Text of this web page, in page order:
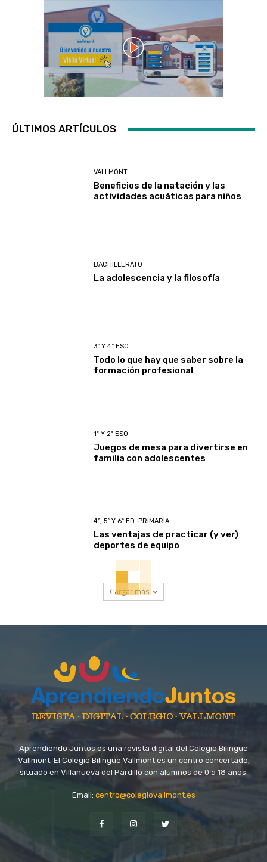
ÚLTIMOS ARTÍCULOS
VALLMONT
Beneficios de la natación y las
actividades acuáticas para niños
BACHILLERATO
La adolescencia y la filosofía
3º Y 4º ESO
Todo lo que hay que saber sobre la
formación profesional
1º Y 2º ESO
Juegos de mesa para divertirse en
familia con adolescentes
4º, 5º Y 6º ED. PRIMARIA
Las ventajas de practicar (y ver)
deportes de equipo
Cargar más
Aprendiendo Juntos es una revista digital del Colegio Bilingüe
Vallmont. El Colegio Bilingüe Vallmont es un centro concertado,
situado en Villanueva del Pardillo con alumnos de 0 a 18 años.
Email: centro@colegiovallmont.es